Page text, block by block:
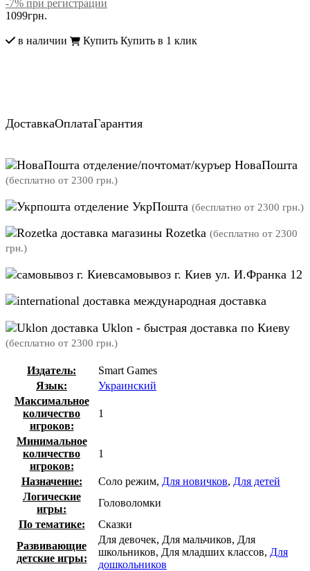
-7% при регистрации
1099грн.
в наличии Купить Купить в 1 клик
ДоставкаОплатаГарантия
отделение/почтомат/куръер НоваПошта
(бесплатно от 2300 грн.)
отделение УкрПошта (бесплатно от 2300 грн.)
магазины Rozetka (бесплатно от 2300
грн.)
самовывоз г. Киев ул. И.Франка 12
международная доставка
Uklon - быстрая доставка по Киеву
(бесплатно от 2300 грн.)
Издатель:
Smart Games
Язык:
Украинский
Максимальное
количество
игроков:
1
Минимальное
количество
игроков:
1
Назначение: Соло режим, Для новичков, Для детей
Логические
игры:
Головоломки
По тематике:
Сказки
Развивающие
детские игры:
Для девочек, Для мальчиков, Для
школьников, Для младших классов, Для
дошкольников